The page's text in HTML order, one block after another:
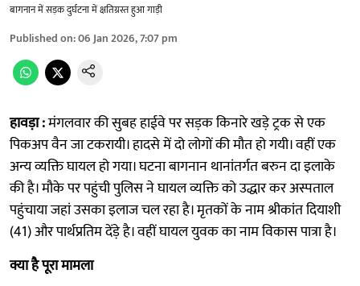
बागनान में सड़क दुर्घटना में क्षतिग्रस्त हुआ गाड़ी
Published on:06 Jan 2026, 7:07 pm
हावड़ा :मंगलवार की सुबह हाईवे पर सड़क किनारे खड़े ट्रक से एक
पिकअप वैन जा टकरायी। हादसे में दो लोगों की मौत हो गयी। वहीं एक
अन्य व्यक्ति घायल हो गया। घटना बागनान थानांतर्गत बरुन दा इलाके
की है। मौके पर पहुंची पुलिस ने घायल व्यक्ति को उद्धार कर अस्पताल
पहुंचाया जहां उसका इलाज चल रहा है। मृतकों के नाम श्रीकांत दियाशी
(41) और पार्थप्रतिम देंड़े है। वहीं घायल युवक का नाम विकास पात्रा है।
क्या है पूरा मामला